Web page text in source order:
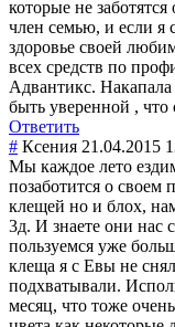
которые не
член семью, и если я
здоровье своей
всех средств по
Адвантикс.
быть уверенной ,
Ответить
# Ксения 21.04.2015
Мы каждое лето
позаботится о своем
клещей но и блох,
3д. И знаете они нас
пользуемся уже
клеща я с Евы не
подхватывали.
месяц, что тоже